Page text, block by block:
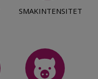
SMAKINTENSITET